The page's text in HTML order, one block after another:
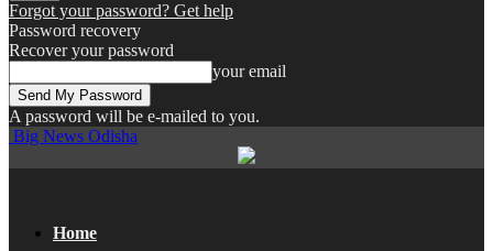
Forgot your password? Get help
Password recovery
Recover your password
your email
A password will be e-mailed to you.
Big News Odisha
Home